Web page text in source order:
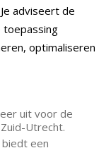
adviseert de
toepassing
optimaliseren
uit voor de
Utrecht.
een